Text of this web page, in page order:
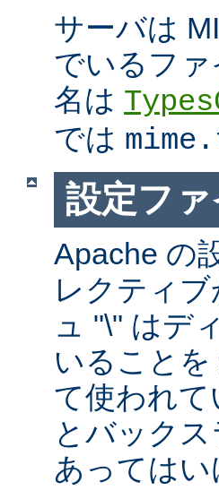
サーバは
でいるフ
名は
では
設定フ
Apache の
レクティ
ュ "\" はデ
いること
て使われ
とバック
あってはい